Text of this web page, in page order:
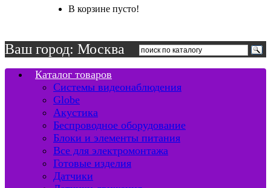
В корзине пусто!
Ваш город: Москва
Каталог товаров
Системы видеонаблюдения
Globe
Акустика
Беспроводное оборудование
Блоки и элементы питания
Все для электромонтажа
Готовые изделия
Датчики